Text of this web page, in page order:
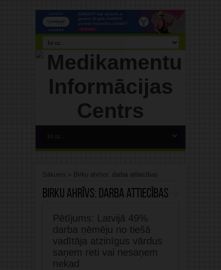
Sākums » Birku ahrīvs: darba attiecības
Birku ahrīvs: darba attiecības
Pētījums: Latvijā 49%
darba ņēmēju no tiešā
vadītāja atzinīgus vārdus
saņem reti vai nesaņem
nekad